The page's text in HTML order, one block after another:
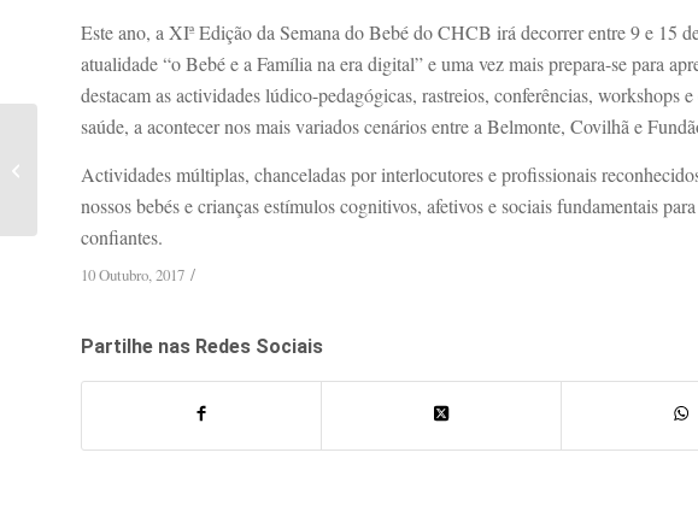
Este ano, a XIª Edição da Semana do Bebé do CHCB irá decorrer entre 9 e 15
atualidade “o Bebé e a Família na era digital” e uma vez mais prepara-se para
destacam as actividades lúdico-pedagógicas, rastreios, conferências, workshops
saúde, a acontecer nos mais variados cenários entre a Belmonte, Covilhã e
Actividades múltiplas, chanceladas por interlocutores e profissionais
nossos bebés e crianças estímulos cognitivos, afetivos e sociais fundamentais
confiantes.
10 Outubro, 2017 /
Partilhe nas Redes Sociais
Resultados das Eleições
Autárquicas - Belmonte